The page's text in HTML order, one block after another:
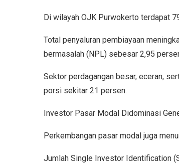
Di wilayah OJK Purwokerto terdapat
Total penyaluran pembiayaan
bermasalah (NPL) sebesar 2,95
Sektor perdagangan besar, eceran,
porsi sekitar 21 persen.
Investor Pasar Modal Didominasi
Perkembangan pasar modal juga
Jumlah Single Investor Identification